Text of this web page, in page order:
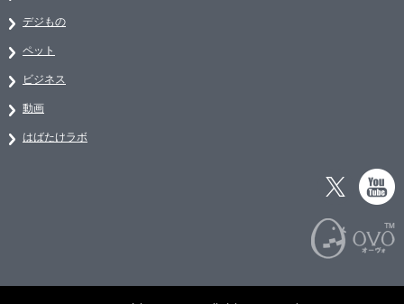
デジもの
ペット
ビジネス
動画
はばたけラボ